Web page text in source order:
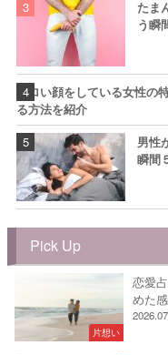
たま
う瞬
エロい顔をしている女性の
る方法を紹介
男性
瞬間
Pick Up
片想い
恋愛
めた